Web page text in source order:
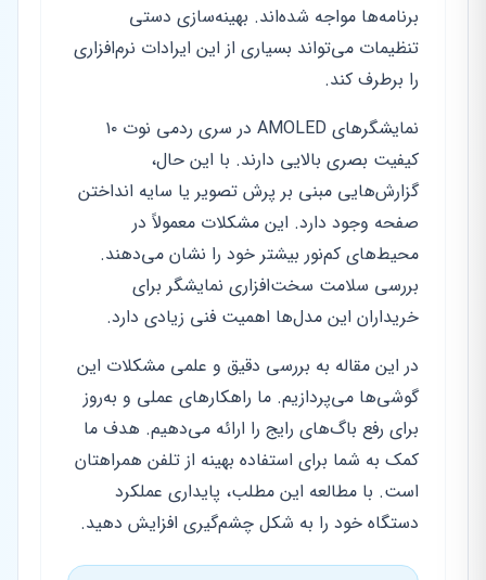
برنامه‌ها مواجه شده‌اند. بهینه‌سازی دستی
تنظیمات می‌تواند بسیاری از این ایرادات نرم‌افزاری
را برطرف کند.
نمایشگرهای AMOLED در سری ردمی نوت ۱۰
کیفیت بصری بالایی دارند. با این حال،
گزارش‌هایی مبنی بر پرش تصویر یا سایه انداختن
صفحه وجود دارد. این مشکلات معمولاً در
محیط‌های کم‌نور بیشتر خود را نشان می‌دهند.
بررسی سلامت سخت‌افزاری نمایشگر برای
خریداران این مدل‌ها اهمیت فنی زیادی دارد.
در این مقاله به بررسی دقیق و علمی مشکلات این
گوشی‌ها می‌پردازیم. ما راهکارهای عملی و به‌روز
برای رفع باگ‌های رایج را ارائه می‌دهیم. هدف ما
کمک به شما برای استفاده بهینه از تلفن همراهتان
است. با مطالعه این مطلب، پایداری عملکرد
دستگاه خود را به شکل چشم‌گیری افزایش دهید.